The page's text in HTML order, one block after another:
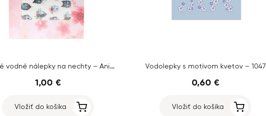
Luxusné vodné nálepky na nechty – Animal – YZW-3077
1,00 €
Vložiť do košíka
Vodolepky s motívom kvetov – 1047
0,60 €
Vložiť do košíka